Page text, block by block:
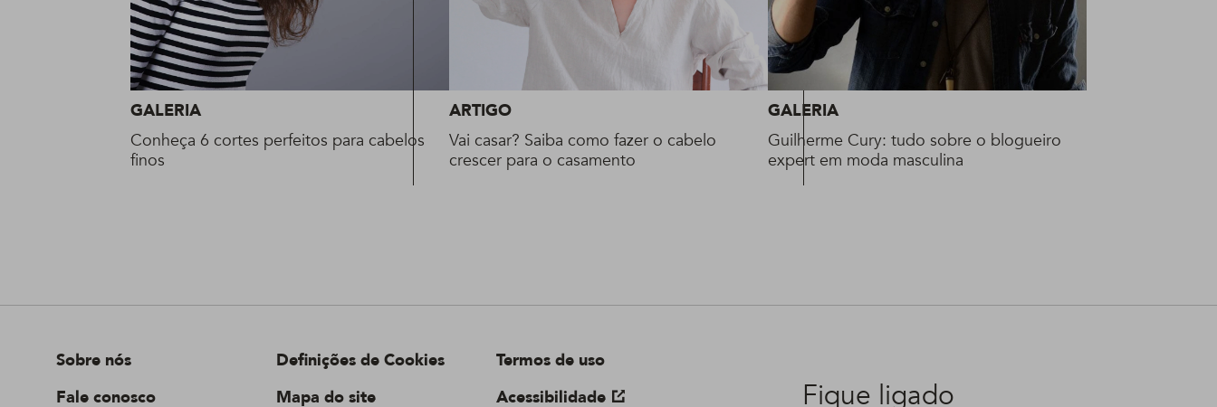
GALERIA
Conheça 6 cortes perfeitos para cabelos
finos
ARTIGO
Vai casar? Saiba como fazer o cabelo
crescer para o casamento
GALERIA
Guilherme Cury: tudo sobre o blogueiro
expert em moda masculina
Sobre nós
Fale conosco
Definições de Cookies
Mapa do site
Termos de uso
Acessibilidade
Fique ligado